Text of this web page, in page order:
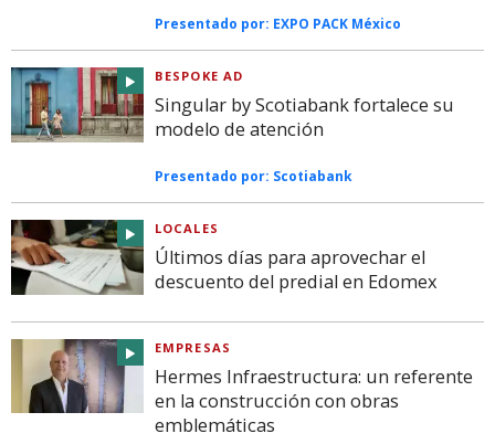
Presentado por: EXPO PACK México
BESPOKE AD
Singular by Scotiabank fortalece su
modelo de atención
Presentado por: Scotiabank
LOCALES
Últimos días para aprovechar el
descuento del predial en Edomex
EMPRESAS
Hermes Infraestructura: un referente
en la construcción con obras
emblemáticas